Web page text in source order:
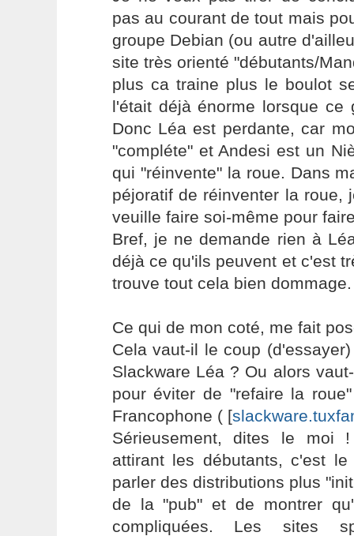
pas au courant de tout mais
groupe Debian (ou autre
site très orienté "débutants/
plus ca traine plus le boulot
l'était déjà énorme lorsque ce
Donc Léa est perdante, car
"compléte" et Andesi est un
qui "réinvente" la roue. Dans
péjoratif de réinventer la roue,
veuille faire soi-même pour
Bref, je ne demande rien à
déjà ce qu'ils peuvent et c'est
trouve tout cela bien dommage.
Ce qui de mon coté, me fait
Cela vaut-il le coup
Slackware Léa ? Ou alors
pour éviter de "refaire la
Francophone ( [
Sérieusement, dites le moi
attirant les débutants, c'est
parler des distributions plus
de la "pub" et de montrer
compliquées. Les sites